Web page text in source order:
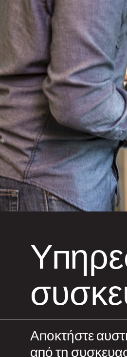
Αποκτήστε
από τη